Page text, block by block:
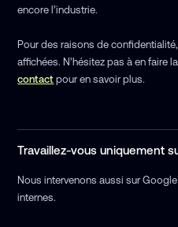
encore l’industrie.
Pour des raisons de
affichées. N’hésitez pas à en faire
contact pour en savoir plus.
Travaillez-vous uniquement
Nous intervenons aussi sur
internes.